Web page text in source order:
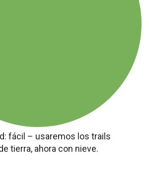
fácil – usaremos los trails
tierra, ahora con nieve.